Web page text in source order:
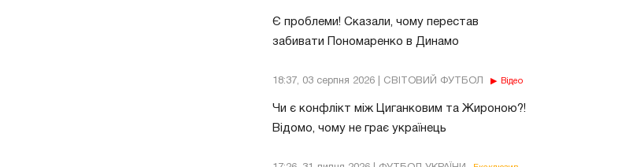
Є проблеми! Сказали, чому перестав
забивати Пономаренко в Динамо
18:37, 03 серпня 2026 | СВІТОВИЙ ФУТБОЛ Відео
Чи є конфлікт між Циганковим та Жироною?!
Відомо, чому не грає українець